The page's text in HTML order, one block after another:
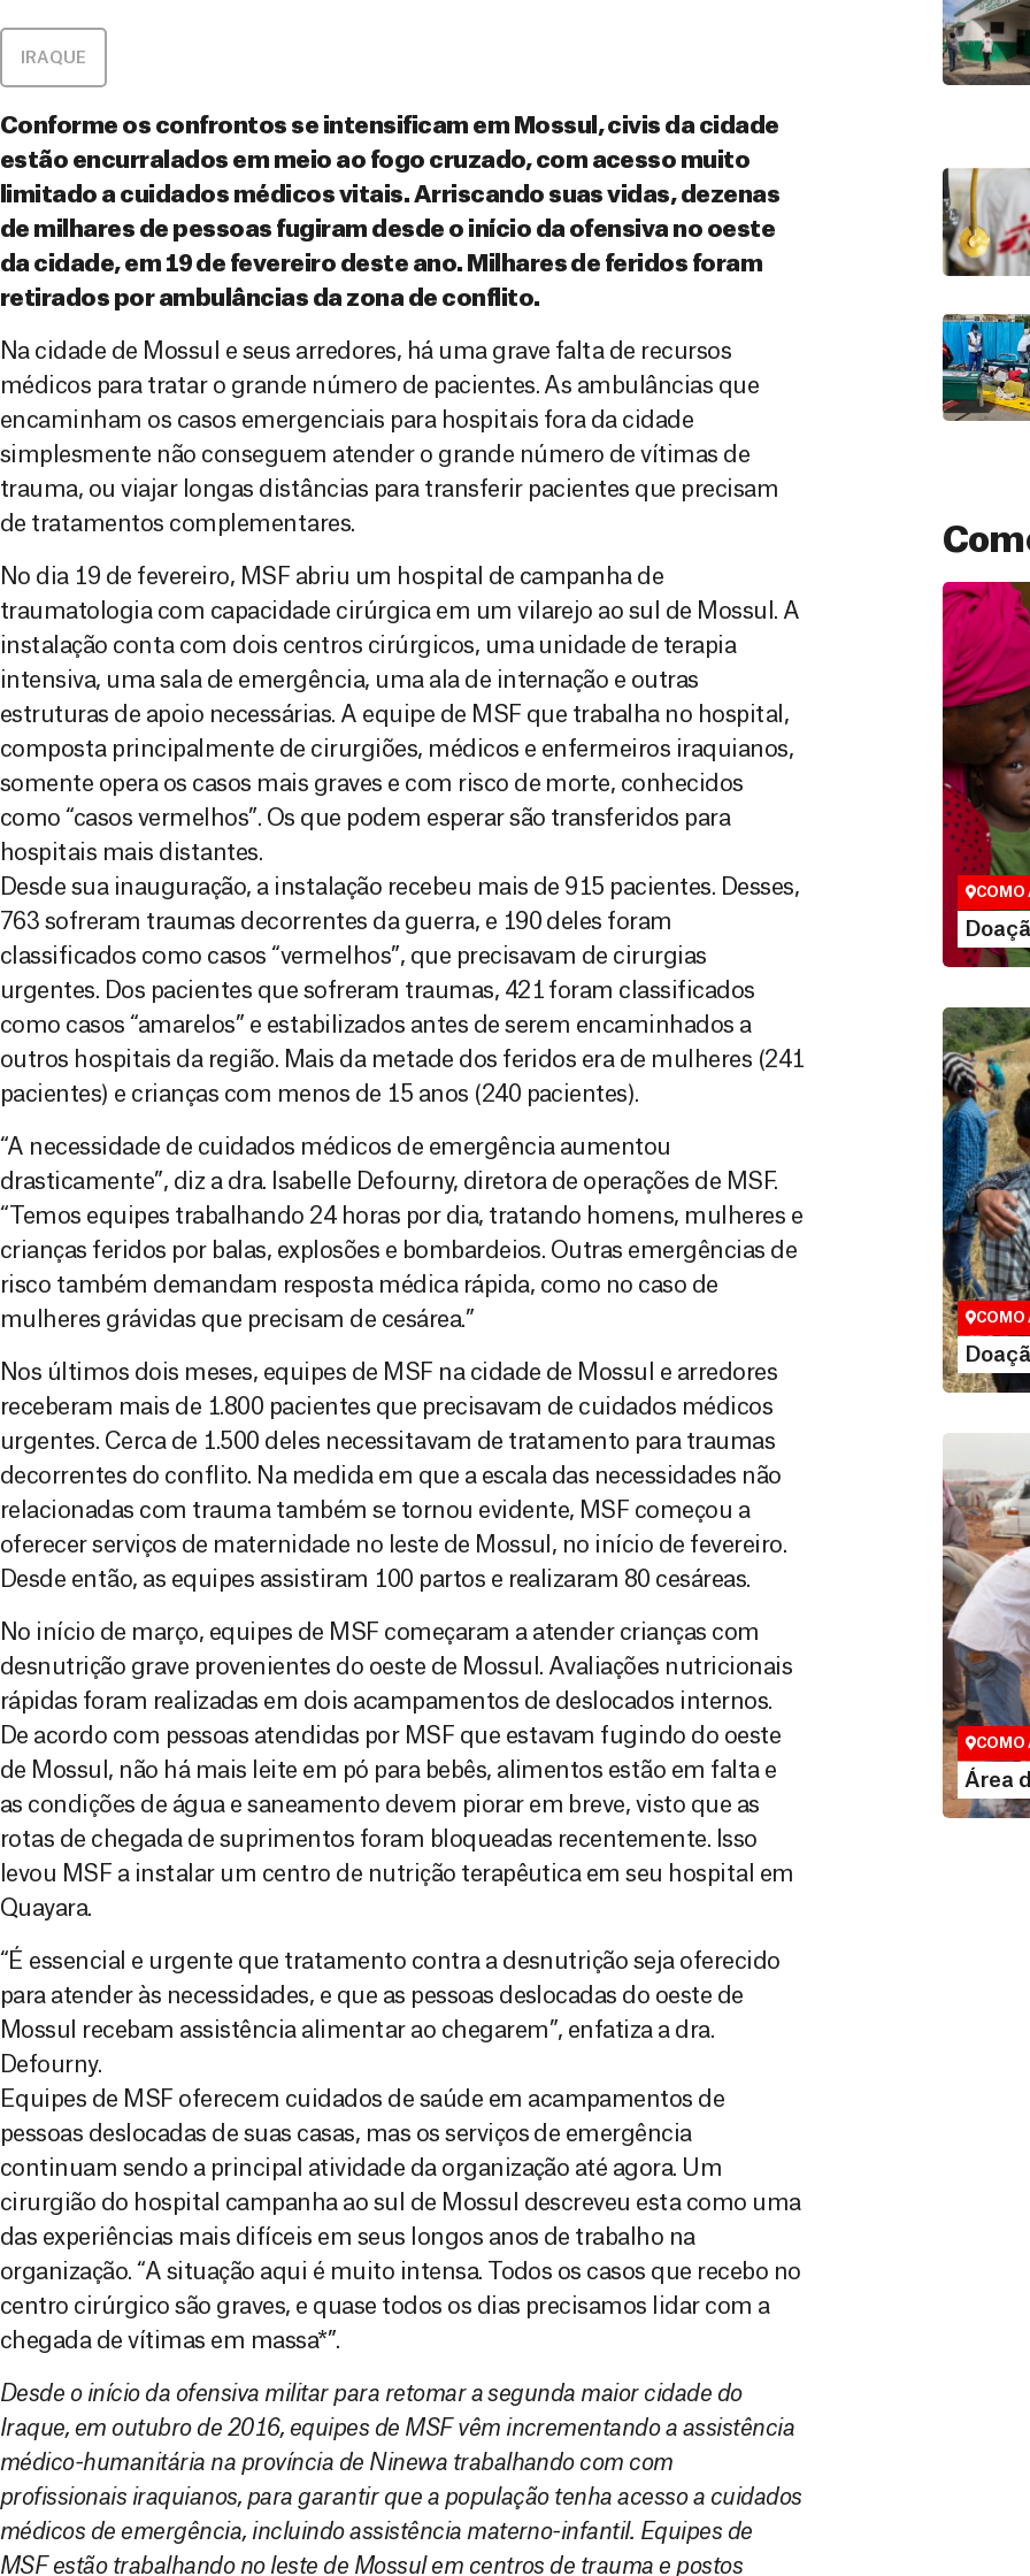
IRAQUE
Conforme os confrontos se intensificam em Mossul, civis da cidade
estão encurralados em meio ao fogo cruzado, com acesso muito
limitado a cuidados médicos vitais. Arriscando suas vidas, dezenas
de milhares de pessoas fugiram desde o início da ofensiva no oeste
da cidade, em 19 de fevereiro deste ano. Milhares de feridos foram
retirados por ambulâncias da zona de conflito.
Na cidade de Mossul e seus arredores, há uma grave falta de recursos
médicos para tratar o grande número de pacientes. As ambulâncias que
encaminham os casos emergenciais para hospitais fora da cidade
simplesmente não conseguem atender o grande número de vítimas de
trauma, ou viajar longas distâncias para transferir pacientes que precisam
de tratamentos complementares.
No dia 19 de fevereiro, MSF abriu um hospital de campanha de
traumatologia com capacidade cirúrgica em um vilarejo ao sul de Mossul. A
instalação conta com dois centros cirúrgicos, uma unidade de terapia
intensiva, uma sala de emergência, uma ala de internação e outras
estruturas de apoio necessárias. A equipe de MSF que trabalha no hospital,
composta principalmente de cirurgiões, médicos e enfermeiros iraquianos,
somente opera os casos mais graves e com risco de morte, conhecidos
como “casos vermelhos”. Os que podem esperar são transferidos para
hospitais mais distantes.
Desde sua inauguração, a instalação recebeu mais de 915 pacientes. Desses,
763 sofreram traumas decorrentes da guerra, e 190 deles foram
classificados como casos “vermelhos”, que precisavam de cirurgias
urgentes. Dos pacientes que sofreram traumas, 421 foram classificados
como casos “amarelos” e estabilizados antes de serem encaminhados a
outros hospitais da região. Mais da metade dos feridos era de mulheres (241
pacientes) e crianças com menos de 15 anos (240 pacientes).
“A necessidade de cuidados médicos de emergência aumentou
drasticamente”, diz a dra. Isabelle Defourny, diretora de operações de MSF.
“Temos equipes trabalhando 24 horas por dia, tratando homens, mulheres e
crianças feridos por balas, explosões e bombardeios. Outras emergências de
risco também demandam resposta médica rápida, como no caso de
mulheres grávidas que precisam de cesárea.”
Nos últimos dois meses, equipes de MSF na cidade de Mossul e arredores
receberam mais de 1.800 pacientes que precisavam de cuidados médicos
urgentes. Cerca de 1.500 deles necessitavam de tratamento para traumas
decorrentes do conflito. Na medida em que a escala das necessidades não
relacionadas com trauma também se tornou evidente, MSF começou a
oferecer serviços de maternidade no leste de Mossul, no início de fevereiro.
Desde então, as equipes assistiram 100 partos e realizaram 80 cesáreas.
No início de março, equipes de MSF começaram a atender crianças com
desnutrição grave provenientes do oeste de Mossul. Avaliações nutricionais
rápidas foram realizadas em dois acampamentos de deslocados internos.
De acordo com pessoas atendidas por MSF que estavam fugindo do oeste
de Mossul, não há mais leite em pó para bebês, alimentos estão em falta e
as condições de água e saneamento devem piorar em breve, visto que as
rotas de chegada de suprimentos foram bloqueadas recentemente. Isso
levou MSF a instalar um centro de nutrição terapêutica em seu hospital em
Quayara.
“É essencial e urgente que tratamento contra a desnutrição seja oferecido
para atender às necessidades, e que as pessoas deslocadas do oeste de
Mossul recebam assistência alimentar ao chegarem”, enfatiza a dra.
Defourny.
Equipes de MSF oferecem cuidados de saúde em acampamentos de
pessoas deslocadas de suas casas, mas os serviços de emergência
continuam sendo a principal atividade da organização até agora. Um
cirurgião do hospital campanha ao sul de Mossul descreveu esta como uma
das experiências mais difíceis em seus longos anos de trabalho na
organização. “A situação aqui é muito intensa. Todos os casos que recebo no
centro cirúrgico são graves, e quase todos os dias precisamos lidar com a
chegada de vítimas em massa*”.
Desde o início da ofensiva militar para retomar a segunda maior cidade do
Iraque, em outubro de 2016, equipes de MSF vêm incrementando a assistência
médico-humanitária na província de Ninewa trabalhando com com
profissionais iraquianos, para garantir que a população tenha acesso a cuidados
médicos de emergência, incluindo assistência materno-infantil. Equipes de
MSF estão trabalhando no leste de Mossul em centros de trauma e postos
Doação
São as
que nos
vidas em
COMO
Você
maneiras,
valor que
COMO
Área
Espaço
COMO
Área